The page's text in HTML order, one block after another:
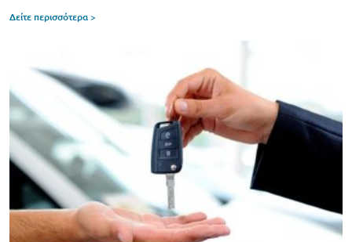
Δείτε περισσότερα >